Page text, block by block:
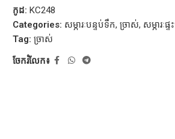
កូដ: KC248
Categories: សម្ភារៈបន្ទប់ទឹក, ច្រាស់, សម្ភារៈផ្
Tag: ច្រាស់
ចែករំលែក៖